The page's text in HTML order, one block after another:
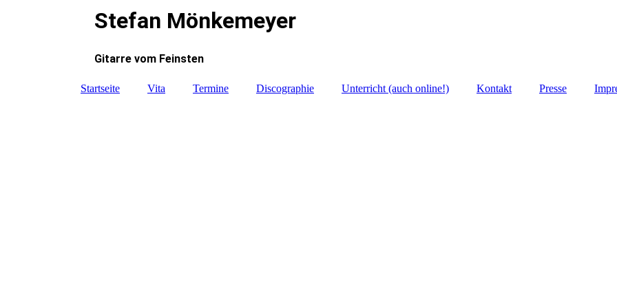
Stefan Mönkemeyer
Gitarre vom Feinsten
Startseite Vita Termine Discographie Unterricht (auch online!) Kontakt Presse